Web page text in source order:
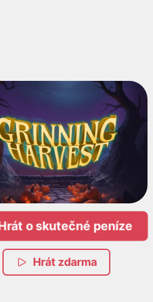
Hrát o skutečné peníze
Hrát zdarma